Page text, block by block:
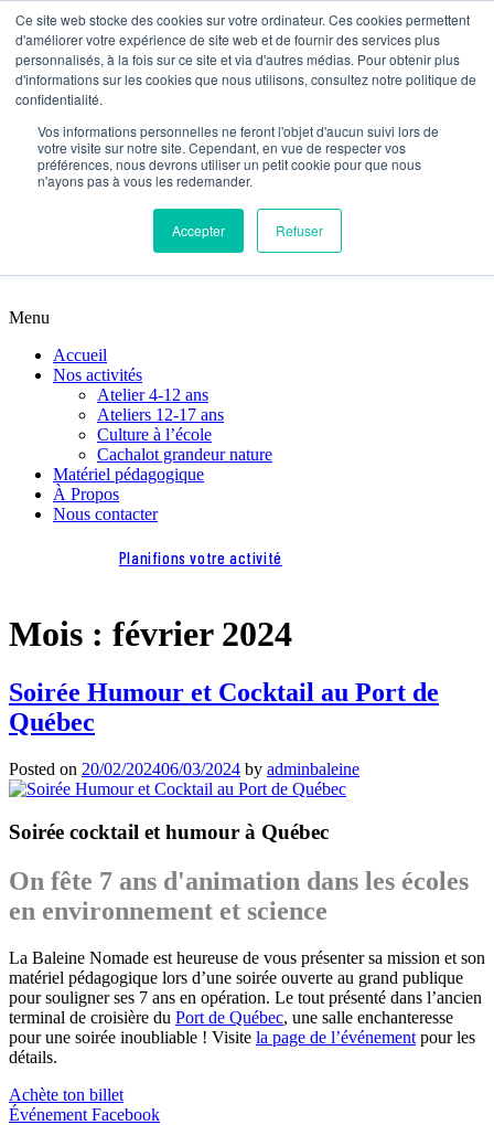
Ce site web stocke des cookies sur votre ordinateur. Ces cookies permettent
d'améliorer votre expérience de site web et de fournir des services plus
personnalisés, à la fois sur ce site et via d'autres médias. Pour obtenir plus
d'informations sur les cookies que nous utilisons, consultez notre politique de
confidentialité.
Vos informations personnelles ne feront l'objet d'aucun suivi lors de
votre visite sur notre site. Cependant, en vue de respecter vos
préférences, nous devrons utiliser un petit cookie pour que nous
n'ayons pas à vous les redemander.
Accepter Refuser
Accueil
Nos activités
Atelier 4-12 ans
Culture à l’école
Cachalot grandeur nature
Matériel pédagogique
À Propos
Nous contacter
Planifions votre activité
Menu
Accueil
Nos activités
Atelier 4-12 ans
Ateliers 12-17 ans
Culture à l’école
Cachalot grandeur nature
Matériel pédagogique
À Propos
Nous contacter
Planifions votre activité
Mois : février 2024
Soirée Humour et Cocktail au Port de
Québec
Posted on 20/02/202406/03/2024 by adminbaleine
Soirée cocktail et humour à Québec
On fête 7 ans d'animation dans les écoles
en environnement et science
La Baleine Nomade est heureuse de vous présenter sa mission et son
matériel pédagogique lors d’une soirée ouverte au grand publique
pour souligner ses 7 ans en opération. Le tout présenté dans l’ancien
terminal de croisière du Port de Québec, une salle enchanteresse
pour une soirée inoubliable ! Visite la page de l’événement pour les
détails.
Achète ton billet
Événement Facebook